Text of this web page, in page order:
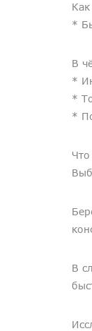
*
В
*
*
*
В